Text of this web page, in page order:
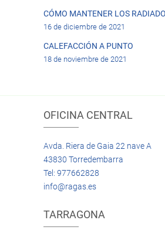
CÓMO MANTENER LOS
16 de diciembre de 2021
CALEFACCIÓN A PUNTO
18 de noviembre de 2021
OFICINA CENTRAL
Avda. Riera de Gaia 22 nave A
43830 Torredembarra
Tel: 977662828
info@ragas.es
TARRAGONA